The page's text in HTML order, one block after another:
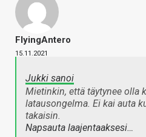
FlyingAntero
15.11.2021
Jukki sanoi
Mietinkin, että täytynee olla
latausongelma. Ei kai auta
takaisin.
Napsauta laajentaaksesi…